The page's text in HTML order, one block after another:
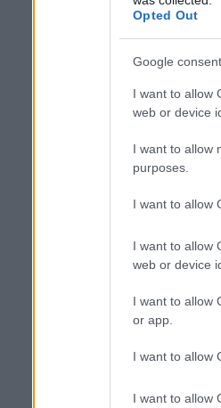
Opted Out
Google
I want to allow
web or device
I want to allow
purposes.
I want to allow
I want to allow
web or device
I want to allow
or app.
I want to allow
I want to allow